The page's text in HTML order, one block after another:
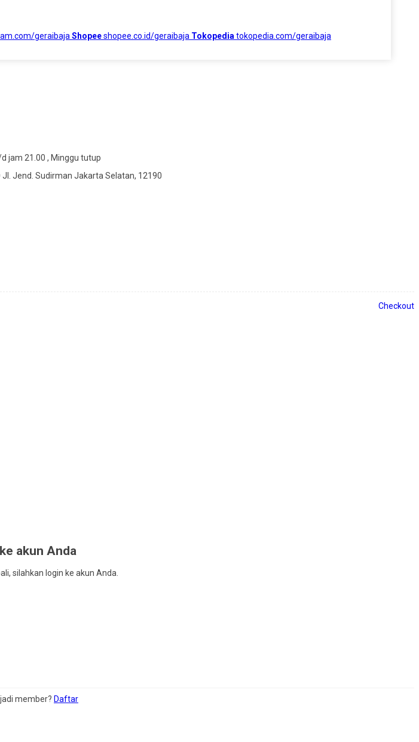
geraibaja Shopeeshopee.co.id/geraibaja Tokopedia tokopedia.com/geraibaja
jam 21.00 , Minggu tutup
Jl. Jend. Sudirman Jakarta Selatan, 12190
Checkout
akun Anda
silahkan login ke akun Anda.
member? Daftar